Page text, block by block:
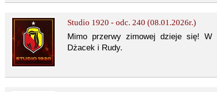
Studio 1920 - odc. 240 (08.01.2026r.)
Mimo przerwy zimowej dzieje się! W
Dżacek i Rudy.